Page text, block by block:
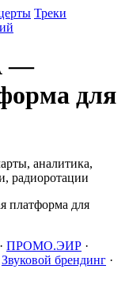
Треки
—
для
аналитика,
радиоротации
для
· ПРОМО.ЭИР ·
Звуковой брендинг ·